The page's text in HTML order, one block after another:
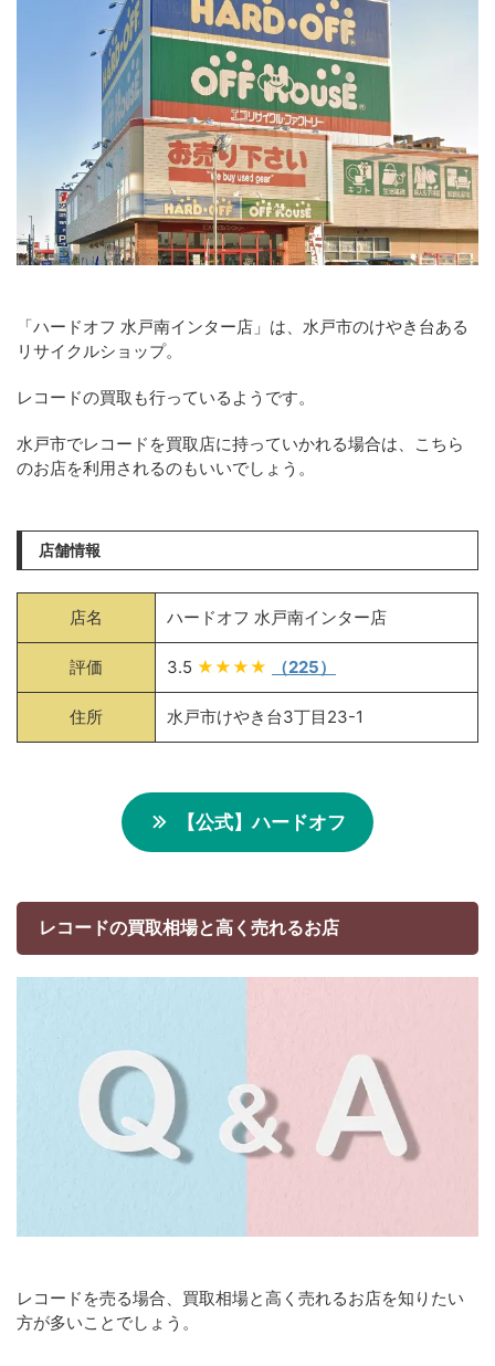
「ハードオフ 水戸南インター店」は、水戸市のけやき台ある
リサイクルショップ。
レコードの買取も行っているようです。
水戸市でレコードを買取店に持っていかれる場合は、こちら
のお店を利用されるのもいいでしょう。
店舗情報
店名 ハードオフ 水戸南インター店
評価 3.5 ★★★★ （225）
住所 水戸市けやき台3丁目23-1
【公式】ハードオフ
レコードの買取相場と高く売れるお店
レコードを売る場合、買取相場と高く売れるお店を知りたい
方が多いことでしょう。